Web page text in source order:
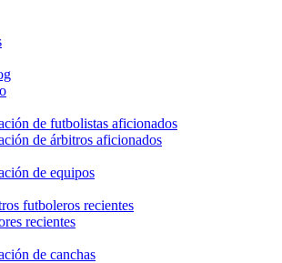
de futbolistas aficionados
de árbitros aficionados
de equipos
futboleros recientes
recientes
de canchas